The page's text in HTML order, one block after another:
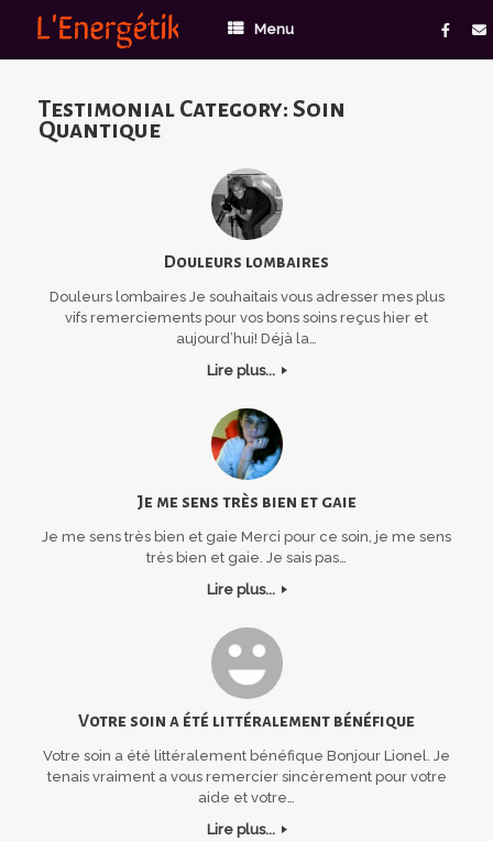
Menu
Testimonial Category: Soin
Quantique
Douleurs lombaires
Douleurs lombaires Je souhaitais vous adresser mes plus
vifs remerciements pour vos bons soins reçus hier et
aujourd’hui! Déjà la…
Lire plus...
Je me sens très bien et gaie
Je me sens très bien et gaie Merci pour ce soin, je me sens
très bien et gaie. Je sais pas…
Lire plus...
Votre soin a été littéralement bénéfique
Votre soin a été littéralement bénéfique Bonjour Lionel. Je
tenais vraiment a vous remercier sincèrement pour votre
aide et votre…
Lire plus...